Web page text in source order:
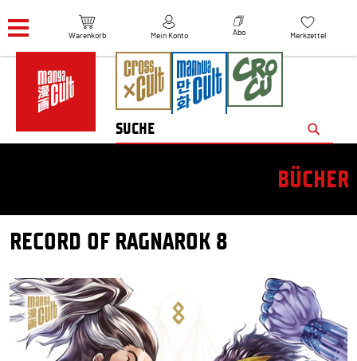
Warenkorb Mein Konto Abo Merkzettel
BÜCHER
RECORD OF RAGNAROK 8